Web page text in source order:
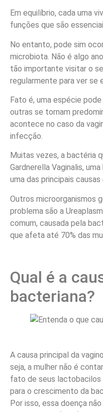
Em equilíbrio, cada uma
funções que são
No entanto, pode sim
microbiota. Não é algo
tão importante visitar o
regularmente para ver se
Fato é, uma espécie
outras se tornam
acontece no caso da
infecção.
Muitas vezes, a bactéria
Gardnerella Vaginalis,
uma das principais causas
Outros microorganismos
problema são a
comum, causada pela
que afeta até 70% das
Qual é a
bacteriana?
A causa principal da
seja, a mulher não é
fato de seus lactobacilos
para o crescimento da
Por isso, essa doença